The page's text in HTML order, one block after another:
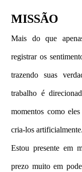
MISSÃO
Mais do que
registrar os
trazendo suas
trabalho é
momentos como
cria-los artificialmente.
Estou presente em
prezo muito em